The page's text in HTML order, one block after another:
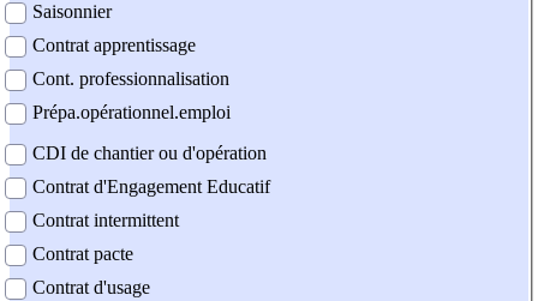
Saisonnier
Contrat apprentissage
Cont. professionnalisation
Prépa.opérationnel.emploi
CDI de chantier ou d'opération
Contrat d'Engagement Educatif
Contrat intermittent
Contrat pacte
Contrat d'usage